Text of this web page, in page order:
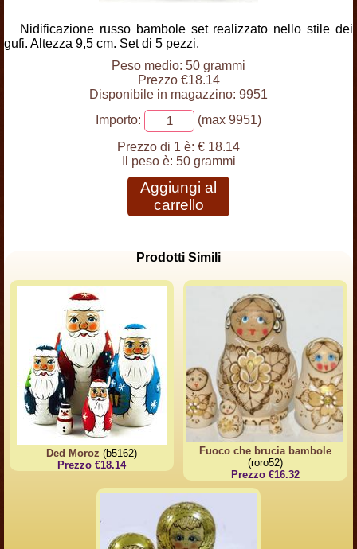
Nidificazione russo bambole set realizzato nello stile dei
gufi. Altezza 9,5 cm. Set di 5 pezzi.
Peso medio: 50 grammi
Prezzo €18.14
Disponibile in magazzino: 9951
Importo:
(max 9951)
Prezzo di 1 è: € 18.14
Il peso è: 50 grammi
Aggiungi al
carrello
Prodotti Simili
Ded Moroz (b5162)
Prezzo €18.14
Fuoco che brucia bambole
(roro52)
Prezzo €16.32